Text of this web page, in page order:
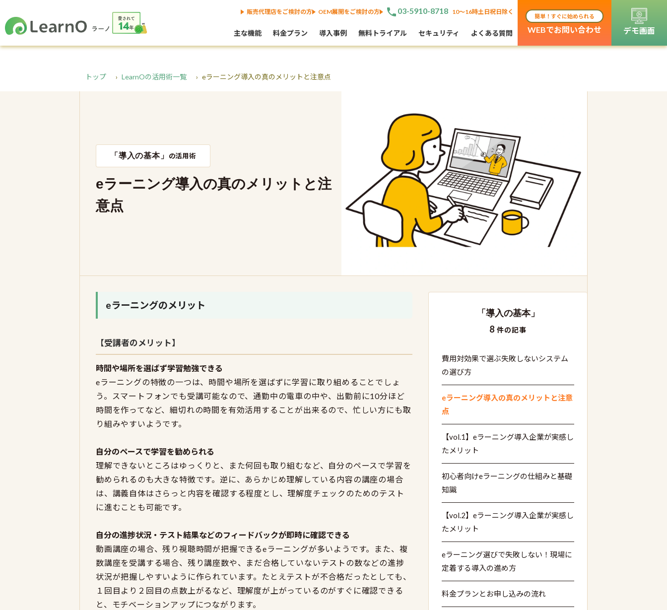
販売代理店をご検討の方 OEM展開をご検討の方 phone 03-5910-8718 10〜16時土日祝日除く
主な機能 料金プラン 導入事例 無料トライアル セキュリティ よくある質問
簡単！すぐに始められる
WEBでお問い合わせ デモ画面
トップ LearnOの活用術一覧 eラーニング導入の真のメリットと注意点
「導入の基本」 の活用術
eラーニング導入の真のメリットと注
意点
eラーニングのメリット
【受講者のメリット】
時間や場所を選ばず学習勉強できる
eラーニングの特徴の一つは、時間や場所を選ばずに学習に取り組めることでしょ
う。スマートフォンでも受講可能なので、通勤中の電車の中や、出勤前に10分ほど
時間を作ってなど、細切れの時間を有効活用することが出来るので、忙しい方にも取
り組みやすいようです。
自分のペースで学習を勧められる
理解できないところはゆっくりと、また何回も取り組むなど、自分のペースで学習を
勧められるのも大きな特徴です。逆に、あらかじめ理解している内容の講座の場合
は、講義自体はさらっと内容を確認する程度とし、理解度チェックのためのテスト
に進むことも可能です。
自分の進捗状況・テスト結果などのフィードバックが即時に確認できる
動画講座の場合、残り視聴時間が把握できるeラーニングが多いようです。また、複
数講座を受講する場合、残り講座数や、まだ合格していないテストの数などの進捗
状況が把握しやすいように作られています。たとえテストが不合格だったとしても、
１回目より２回目の点数上がるなど、理解度が上がっているのがすぐに確認できる
と、モチベーションアップにつながります。
「導入の基本」
8件の記事
費用対効果で選ぶ失敗しないシステム
の選び方
eラーニング導入の真のメリットと注意
点
【vol.1】eラーニング導入企業が実感し
たメリット
初心者向けeラーニングの仕組みと基礎
知識
【vol.2】eラーニング導入企業が実感し
たメリット
eラーニング選びで失敗しない！現場に
定着する導入の進め方
料金プランとお申し込みの流れ